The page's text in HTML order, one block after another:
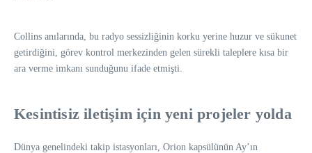
Collins anılarında, bu radyo sessizliğinin korku yerine huzur ve sükunet
getirdiğini, görev kontrol merkezinden gelen sürekli taleplere kısa bir
ara verme imkanı sunduğunu ifade etmişti.
Kesintisiz iletişim için yeni projeler yolda
Dünya genelindeki takip istasyonları, Orion kapsülünün Ay’ın